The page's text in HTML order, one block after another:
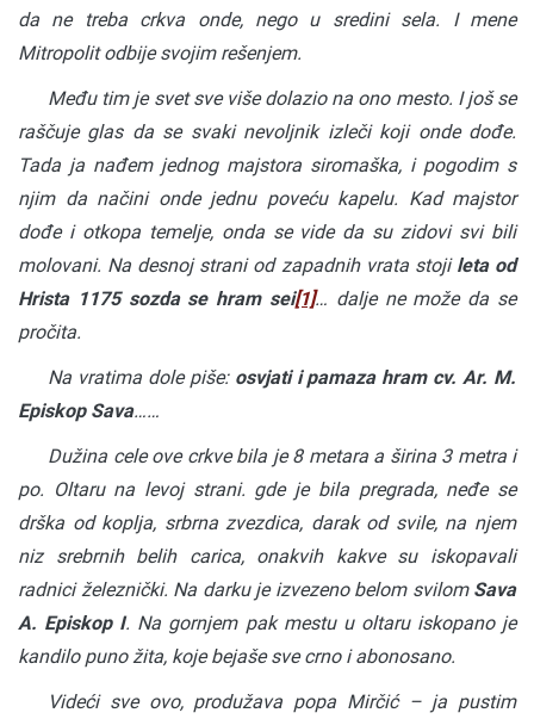
da ne treba crkva onde, nego u sredini sela. I mene
Mitropolit odbije svojim rešenjem.
Među tim je svet sve više dolazio na ono mesto. I još se
raščuje glas da se svaki nevoljnik izleči koji onde dođe.
Tada ja nađem jednog majstora siromaška, i pogodim s
njim da načini onde jednu poveću kapelu. Kad majstor
dođe i otkopa temelje, onda se vide da su zidovi svi bili
molovani. Na desnoj strani od zapadnih vrata stoji leta od
Hrista 1175 sozda se hram sei[1]… dalje ne može da se
pročita.
Na vratima dole piše: osvjati i pamaza hram cv. Ar. M.
Episkop Sava……
Dužina cele ove crkve bila je 8 metara a širina 3 metra i
po. Oltaru na levoj strani. gde je bila pregrada, neđe se
drška od koplja, srbrna zvezdica, darak od svile, na njem
niz srebrnih belih carica, onakvih kakve su iskopavali
radnici železnički. Na darku je izvezeno belom svilom Sava
A. Episkop I. Na gornjem pak mestu u oltaru iskopano je
kandilo puno žita, koje bejaše sve crno i abonosano.
Videći sve ovo, produžava popa Mirčić – ja pustim